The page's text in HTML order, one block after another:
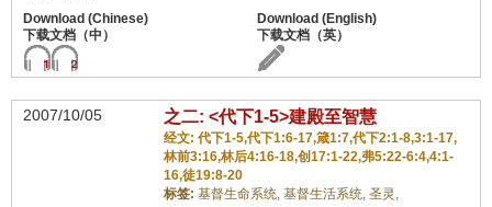
2007/10/05 之二: <代下1-5>建殿至智慧
经文: 代下1-5,代下1:6-17,箴1:7,代下2:1-8,3:1-17,
林前3:16,林后4:16-18,创17:1-22,弗5:22-6:4,4:1-
16,徒19:8-20
标签: 基督生命系统, 基督生活系统, 圣灵,